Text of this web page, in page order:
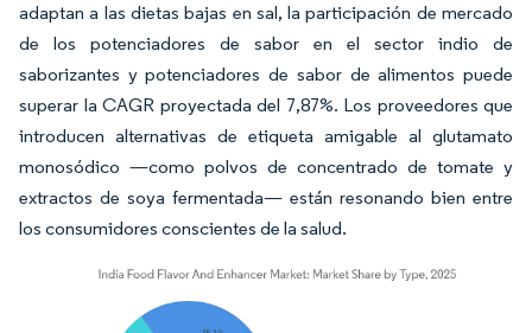
adaptan a las dietas bajas en sal, la participación de mercado
de los potenciadores de sabor en el sector indio de
saborizantes y potenciadores de sabor de alimentos puede
superar la CAGR proyectada del 7,87%. Los proveedores que
introducen alternativas de etiqueta amigable al glutamato
monosódico —como polvos de concentrado de tomate y
extractos de soya fermentada— están resonando bien entre
los consumidores conscientes de la salud.